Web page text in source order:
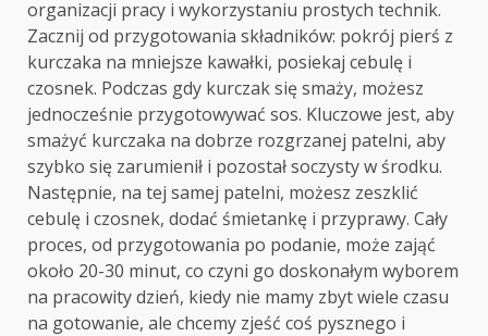
organizacji pracy i wykorzystaniu prostych technik.
Zacznij od przygotowania składników: pokrój pierś z
kurczaka na mniejsze kawałki, posiekaj cebulę i
czosnek. Podczas gdy kurczak się smaży, możesz
jednocześnie przygotowywać sos. Kluczowe jest, aby
smażyć kurczaka na dobrze rozgrzanej patelni, aby
szybko się zarumienił i pozostał soczysty w środku.
Następnie, na tej samej patelni, możesz zeszklić
cebulę i czosnek, dodać śmietankę i przyprawy. Cały
proces, od przygotowania po podanie, może zająć
około 20-30 minut, co czyni go doskonałym wyborem
na pracowity dzień, kiedy nie mamy zbyt wiele czasu
na gotowanie, ale chcemy zjeść coś pysznego i